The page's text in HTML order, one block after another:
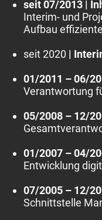
seit 07/2013 |
Interim- und
Aufbau
seit 2020 |
01/2011 – 06/
Verantwortung
05/2008 – 12/
01/2007 – 04/
Entwicklung
07/2005 – 12/
Schnittstelle